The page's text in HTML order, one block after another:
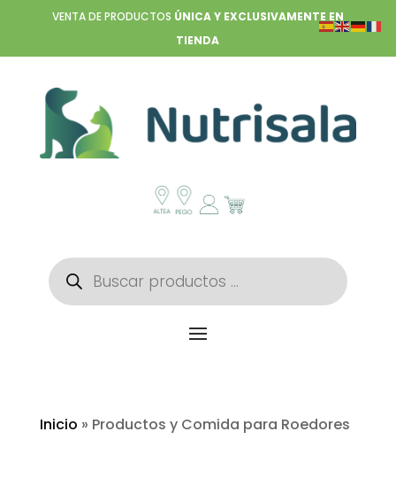
VENTA DE PRODUCTOS ÚNICA Y EXCLUSIVAMENTE EN
TIENDA
Búsqueda
de
productos
Inicio » Productos y Comida para Roedores